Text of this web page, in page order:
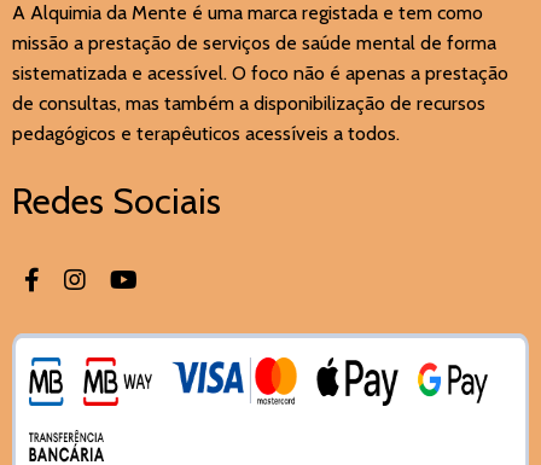
A Alquimia da Mente é uma marca registada e tem como
missão a prestação de serviços de saúde mental de forma
sistematizada e acessível. O foco não é apenas a prestação
de consultas, mas também a disponibilização de recursos
pedagógicos e terapêuticos acessíveis a todos.
Redes Sociais